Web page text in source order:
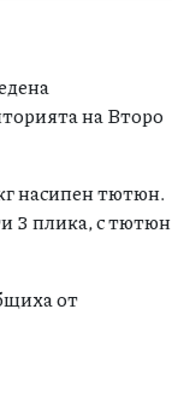
на Второ
насипен тютюн.
3 плика, с тютюн
от